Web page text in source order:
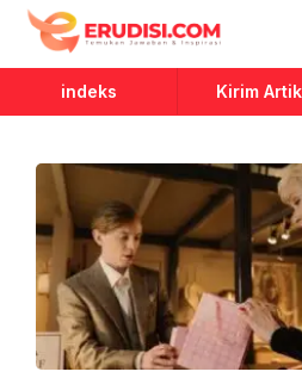
Erudisi
Temukan Jawaban dan Inspirasi
indeks Kirim